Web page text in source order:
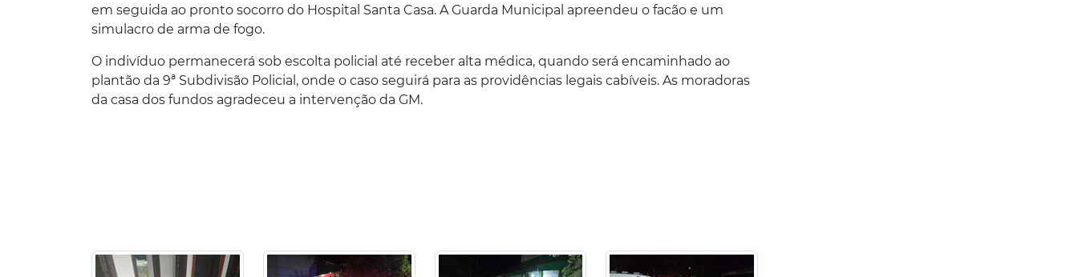
em seguida ao pronto socorro do Hospital Santa Casa. A Guarda Municipal apreendeu o facão e um
simulacro de arma de fogo.
O indivíduo permanecerá sob escolta policial até receber alta médica, quando será encaminhado ao
plantão da 9ª Subdivisão Policial, onde o caso seguirá para as providências legais cabíveis. As moradoras
da casa dos fundos agradeceu a intervenção da GM.